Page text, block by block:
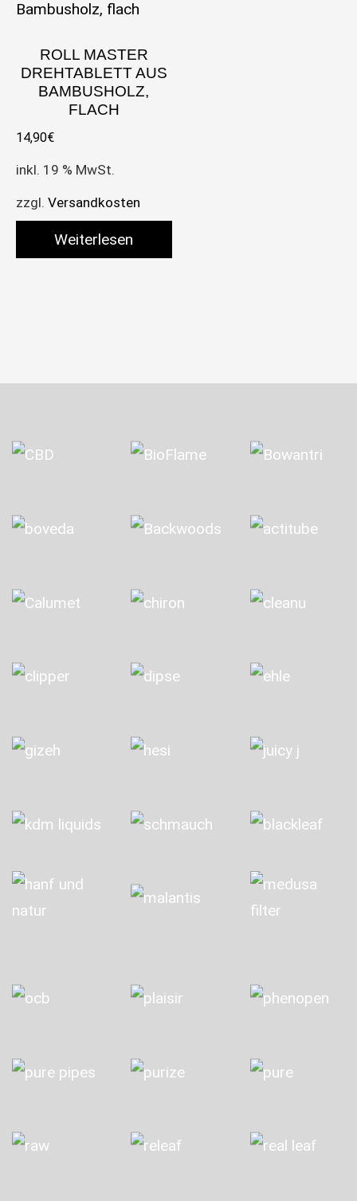
ROLL MASTER
DREHTABLETT AUS
BAMBUSHOLZ,
FLACH
14,90€
inkl. 19 % MwSt.
zzgl. Versandkosten
Weiterlesen